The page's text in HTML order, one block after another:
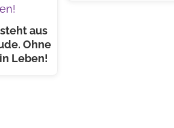
aus
Ohne
Leben!